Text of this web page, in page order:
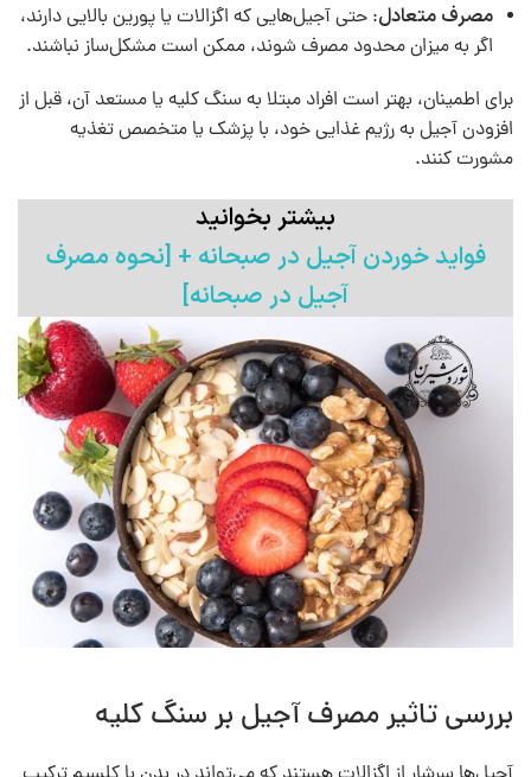
مصرف متعادل: حتی آجیل‌هایی که اگزالات یا پورین بالایی دارند،
اگر به میزان محدود مصرف شوند، ممکن است مشکل‌ساز نباشند.
برای اطمینان، بهتر است افراد مبتلا به سنگ کلیه یا مستعد آن، قبل از
افزودن آجیل به رژیم غذایی خود، با پزشک یا متخصص تغذیه
مشورت کنند.
بیشتر بخوانید
فواید خوردن آجیل در صبحانه​ +​ [نحوه مصرف
آجیل در صبحانه]
بررسی تاثیر مصرف آجیل بر سنگ کلیه